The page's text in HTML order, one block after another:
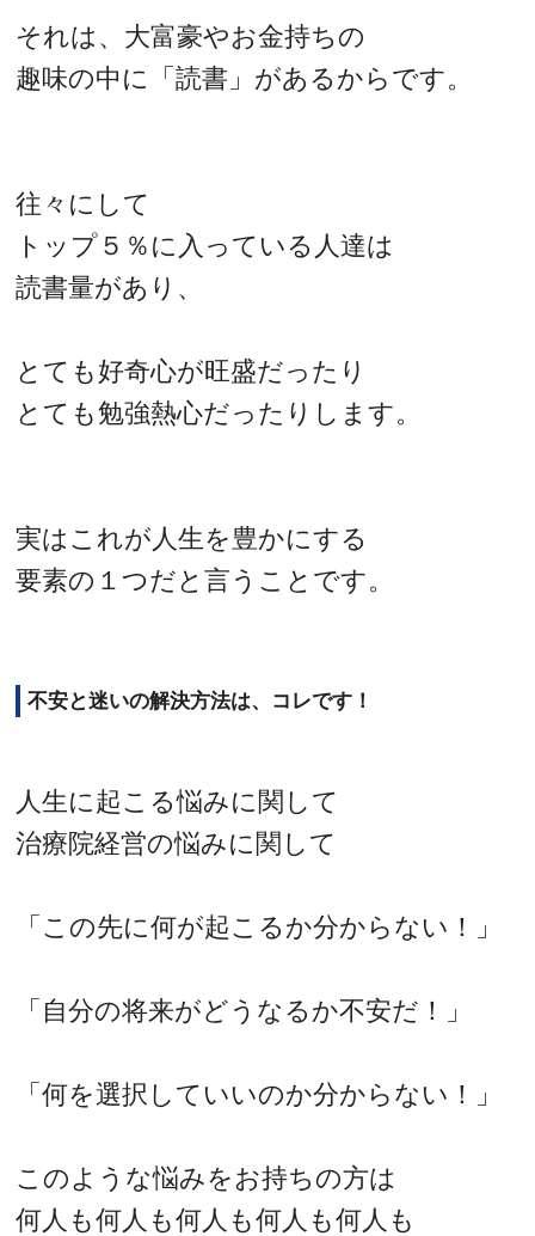
それは、大富豪やお金持ちの
趣味の中に「読書」があるからです。
往々にして
トップ５％に入っている人達は
読書量があり、
とても好奇心が旺盛だったり
とても勉強熱心だったりします。
実はこれが人生を豊かにする
要素の１つだと言うことです。
不安と迷いの解決方法は、コレです！
人生に起こる悩みに関して
治療院経営の悩みに関して
「この先に何が起こるか分からない！」
「自分の将来がどうなるか不安だ！」
「何を選択していいのか分からない！」
このような悩みをお持ちの方は
何人も何人も何人も何人も何人も